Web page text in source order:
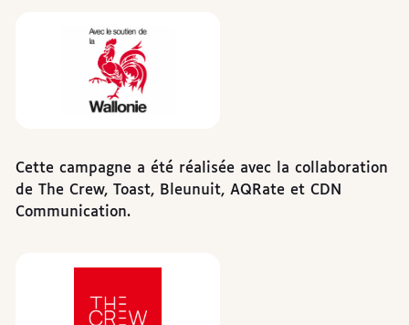
Wallonie
Cette campagne a été réalisée avec la collaboration
de The Crew, Toast, Bleunuit, AQRate et CDN
Communication.